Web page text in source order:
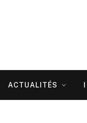
ACTUALITÉS